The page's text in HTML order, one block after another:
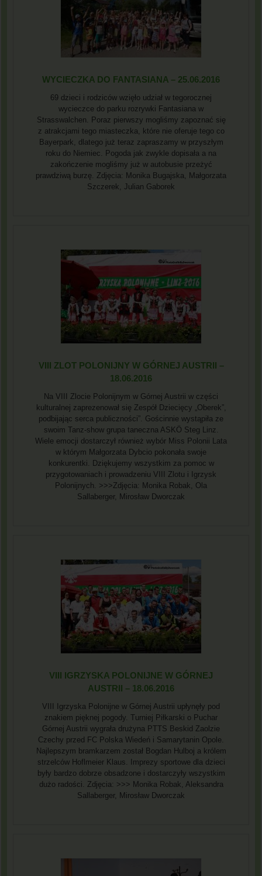
WYCIECZKA DO FANTASIANA – 25.06.2016
69 dzieci i rodziców wzięło udział w tegorocznej
wycieczce do parku rozrywki Fantasiana w
Strasswalchen. Poraz pierwszy mogliśmy zapoznać się
z atrakcjami tego miasteczka, które nie oferuje tego co
Bayerpark, dlatego już teraz zapraszamy w przyszłym
roku do Niemiec. Pogoda jak zwykle dopisała a na
zakończenie mogliśmy już w autobusie przeżyć
prawdziwą burzę. Zdjęcia: Monika Bugajska, Małgorzata
Szczerek, Julian Gaborek
VIII ZLOT POLONIJNY W GÓRNEJ AUSTRII –
18.06.2016
Na VIII Zlocie Polonijnym w Górnej Austrii w części
kulturalnej zaprezenował się Zespół Dziecięcy „Oberek”,
podbijając serca publiczności”. Gościnnie wystąpiła ze
swoim Tanz-show grupa taneczna ASKÖ Steg Linz.
Wiele emocji dostarczył również wybór Miss Polonii Lata
w którym Małgorzata Dybcio pokonała swoje
konkurentki. Dziękujemy wszystkim za pomoc w
przygotowaniach i prowadzeniu VIII Zlotu i Igrzysk
Polonijnych. >>>Zdjęcia: Monika Robak, Ola
Sallaberger, Mirosław Dworczak
VIII IGRZYSKA POLONIJNE W GÓRNEJ
AUSTRII – 18.06.2016
VIII Igrzyska Polonijne w Górnej Austrii upłynęły pod
znakiem pięknej pogody. Turniej Piłkarski o Puchar
Górnej Austrii wygrała drużyna PTTS Beskid Zaolzie
Czechy przed FC Polska Wiedeń i Samarytanin Opole.
Najlepszym bramkarzem został Bogdan Hulboj a królem
strzelców Hoflmeier Klaus. Imprezy sportowe dla dzieci
były bardzo dobrze obsadzone i dostarczyły wszystkim
dużo radości. Zdjęcia: >>> Monika Robak, Aleksandra
Sallaberger, Mirosław Dworczak